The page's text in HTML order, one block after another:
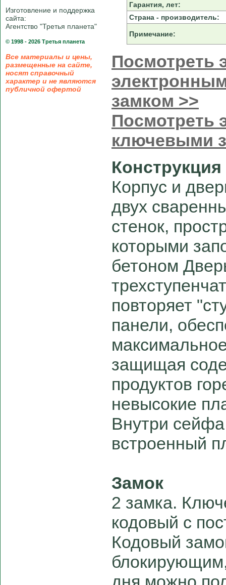
Изготовление и поддержка
сайта:
Агентство "Третья планета"
© 1998 - 2026 Третья планета
Все материалы и цены,
размещенные на сайте,
носят справочный
характер и не являются
публичной офертой
Гарантия, лет:
Страна - производитель:
Примечание:
Посмотреть
замком >>
Посмотреть
ключевыми
Конструкция
Корпус и
двух
стенок,
которыми
бетоном
повторяет
панели,
защищая
продуктов
невысокие
Внутри
встроенный
Замок
2 замка.
кодовый с
Кодовый